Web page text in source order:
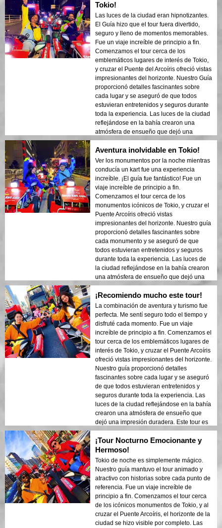
Tokio!
Las luces de la ciudad eran hipnotizantes.
El Guía hizo que el tour fuera divertido,
seguro y lleno de momentos memorables.
Fue un viaje increíble de principio a fin.
Comenzamos el tour cerca de los
emblemáticos lugares de interés de Tokio,
y cruzar el Puente del Arcoíris ofreció vistas
impresionantes del horizonte. Nuestro Guía
proporcionó detalles fascinantes sobre
cada lugar y se aseguró de que todos
estuvieran entretenidos y seguros durante
toda la experiencia. Las luces de la ciudad
reflejándose en la bahía crearon una
atmósfera de ensueño que dejó una
impresión duradera. Este tour es ideal para
los visitantes que vienen por primera vez y
quieren una mezcla de aventura y turismo.
El contraste entre las estructuras modernas
de Tokio y las áreas históricas se mostró
bellamente en las luces de la noche.
¡Recomendaría este tour a cualquiera!
Aventura inolvidable en Tokio!
Ver los monumentos por la noche mientras
conducía un kart fue una experiencia
increíble. ¡El guía fue fantástico! Fue un
viaje increíble de principio a fin.
Comenzamos el tour cerca de los
monumentos icónicos de Tokio, y cruzar el
Puente Arcoíris ofreció vistas
impresionantes del horizonte. Nuestro guía
proporcionó detalles fascinantes sobre
cada monumento y se aseguró de que
todos estuvieran entretenidos y seguros
durante toda la experiencia. Las luces de
la ciudad reflejándose en la bahía crearon
una atmósfera de ensueño que dejó una
impresión duradera. Este tour es ideal para
visitantes primerizos que desean una
mezcla de aventura y turismo. El contraste
entre las estructuras modernas de Tokio y
las áreas históricas se mostró bellamente
en las luces de la noche. ¡Recomendaría
encarecidamente este tour a cualquiera!
¡Recomiendo mucho este tour!
La combinación de aventura y turismo fue
perfecta. Me sentí seguro todo el tiempo y
disfruté cada momento. Fue un viaje
increíble de principio a fin. Comenzamos el
tour cerca de los emblemáticos lugares de
interés de Tokio, y cruzar el Puente Arcoíris
ofreció vistas impresionantes del horizonte.
Nuestro guía proporcionó detalles
fascinantes sobre cada lugar y se aseguró
de que todos estuvieran entretenidos y
seguros durante toda la experiencia. Las
luces de la ciudad reflejándose en la bahía
crearon una atmósfera de ensueño que
dejó una impresión duradera. Este tour es
ideal para los visitantes que vienen por
primera vez y quieren una mezcla de
aventura y turismo. El contraste entre las
estructuras modernas de Tokio y las áreas
históricas se mostró bellamente en las
luces de la noche. ¡Recomendaría este
tour a cualquiera!
¡Tour Nocturno Emocionante y
Hermoso!
Tokio de noche es simplemente mágico.
Nuestro guía mantuvo el tour animado y
atractivo con historias sobre cada punto de
referencia. Fue un viaje increíble de
principio a fin. Comenzamos el tour cerca
de los icónicos monumentos de Tokio, y al
cruzar el Puente Arcoíris, el horizonte de la
ciudad se hizo visible por completo. Las